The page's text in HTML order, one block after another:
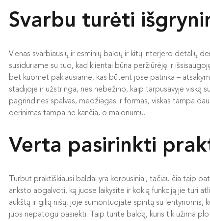
Svarbu turėti
Vienas svarbiausių ir esminių baldų ir kitų interjero detalių
susiduriame su tuo, kad klientai būna peržiūrėję ir
bet kuomet paklausiame, kas būtent jose patinka –
stadijoje ir užstringa, nes nebežino, kaip tarpusavyje viską
pagrindines spalvas, medžiagas ir formas, viskas tampa
derinimas tampa ne kančia, o malonumu.
Verta pasirinkti
Turbūt praktiškiausi baldai yra korpusiniai, tačiau čia taip
anksto apgalvoti, ką juose laikysite ir kokią funkciją jie turi
aukštą ir gilią nišą, joje sumontuojate spintą su
juos nepatogu pasiekti. Taip turite baldą, kuris tik užima